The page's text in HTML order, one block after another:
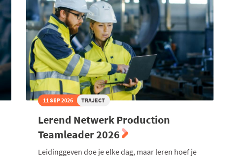
11 SEP 2026 TRAJECT
Lerend Netwerk Production
Teamleader 2026
Leidinggeven doe je elke dag, maar leren hoef je